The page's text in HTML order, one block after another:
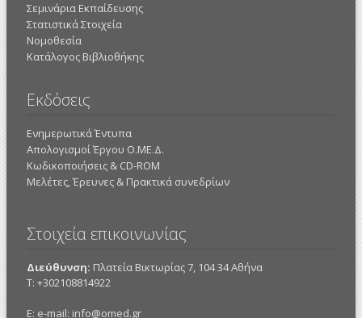
Σεμινάρια Εκπαίδευσης
Στατιστικά Στοιχεία
Νομοθεσία
Κατάλογος Βιβλιοθήκης
Εκδόσεις
Ενημερωτικά Έντυπα
Απολογισμοί Έργου Ο.ΜΕ.Δ.
Κωδικοποιήσεις & CD-ROM
Mελέτες, Έρευνες & Πρακτικά συνεδρίων
Στοιχεία επικοινωνίας
Διεύθυνση: Πλατεία Βικτωρίας 7, 104 34 Αθήνα
Τ: +302108814922
E: e-mail: info@omed.gr